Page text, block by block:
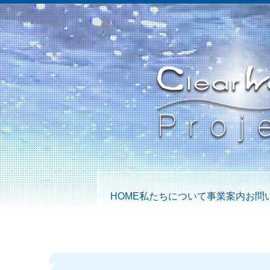
HOME私たちについて事業案内お問